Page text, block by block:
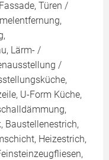
Türen /
Lärm- /
/
U-Form Küche,
Baustellenestrich,
Heizestrich,